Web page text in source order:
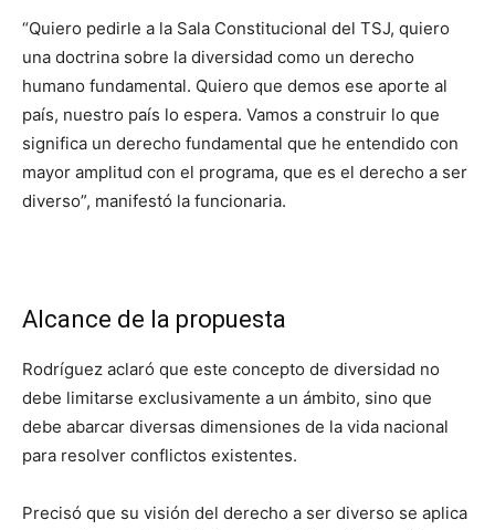
“Quiero pedirle a la Sala Constitucional del TSJ, quiero
una doctrina sobre la diversidad como un derecho
humano fundamental. Quiero que demos ese aporte al
país, nuestro país lo espera. Vamos a construir lo que
significa un derecho fundamental que he entendido con
mayor amplitud con el programa, que es el derecho a ser
diverso”, manifestó la funcionaria.
Alcance de la propuesta
Rodríguez aclaró que este concepto de diversidad no
debe limitarse exclusivamente a un ámbito, sino que
debe abarcar diversas dimensiones de la vida nacional
para resolver conflictos existentes.
Precisó que su visión del derecho a ser diverso se aplica